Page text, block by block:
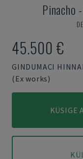
Pinacho -
45.500 €
GINDUMACI
(Ex works)
KÜSIGE